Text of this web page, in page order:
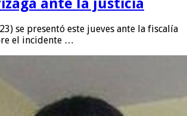
se presentó este jueves ante la fiscalía
el incidente …